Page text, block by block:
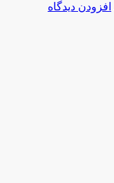
افزودن دیدگاه